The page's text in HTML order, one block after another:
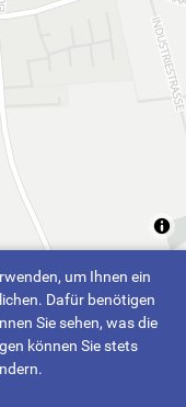
um Ihnen ein
Dafür benötigen
Sie sehen, was die
können Sie stets